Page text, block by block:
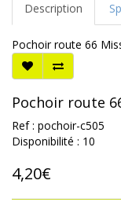
Description
Pochoir route 66
Pochoir route
Ref : pochoir-c505
Disponibilité : 10
4,20€